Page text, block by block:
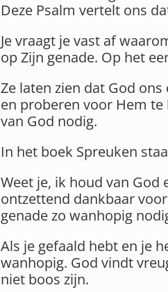
Deze Psalm vertelt ons
Je vraagt je vast af
op Zijn genade. Op het
Ze laten zien dat God
en proberen voor Hem
van God nodig.
In het boek Spreuken
Weet je, ik houd van
ontzettend dankbaar
genade zo wanhopig
Als je gefaald hebt en je
wanhopig. God vindt
niet boos zijn.